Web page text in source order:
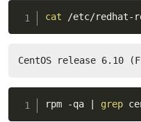
cat /etc/redhat-
CentOS release 6.10
rpm -qa grep